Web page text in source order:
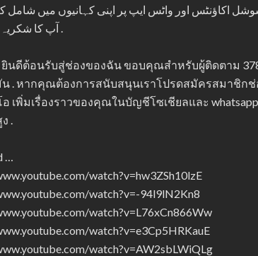
سوشل اکاؤنٹس اور واٹس ایپ پر اپنی کہانیوں میں
آپ کا شکریہ۔ نیک تمنائیں .
ยินดีต้อนรับสู่ช่องของฉัน ขอบคุณสำหรับผู้ติดตาม
. หากคุณต้องการสนับสนุนเราโปรดสมัครสมาชิก
เพิ่มเรื่องราวของคุณในบัญชีโซเชียลและ
.
…
watch?v=hw3ZSh10lzE
watch?v=-94l9lN2Kn8
watch?v=L76xCn866Ww
watch?v=e3Cp5HRKauE
watch?v=AW2sbLWiQLg